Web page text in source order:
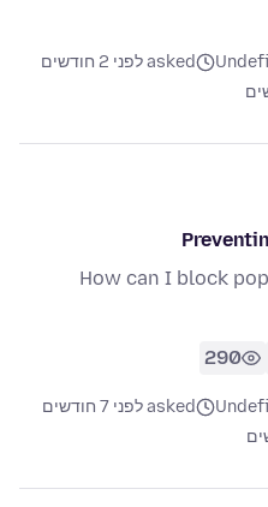
asked לפני 2 חודשים
How can I block
290
asked לפני 7 חודשים